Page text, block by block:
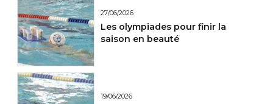
27/06/2026
Les olympiades pour finir la
saison en beauté
19/06/2026